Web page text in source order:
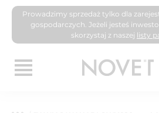
Prowadzimy sprzedaż tylko dla
gospodarczych. Jeżeli jesteś
skorzystaj z naszej listy